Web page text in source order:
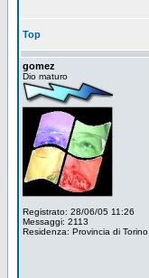
Top
gomez
Dio maturo
Registrato: 28/06/05 11:26
Messaggi: 2113
Residenza: Provincia di Torino